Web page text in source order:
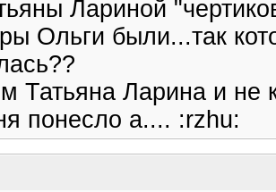
Лариной
Ольги были...так
Татьяна Ларина и не
понесло а.... :rzhu: